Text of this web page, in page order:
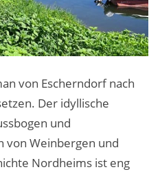
von Escherndorf nach
Der idyllische
und
von Weinbergen und
Nordheims ist eng